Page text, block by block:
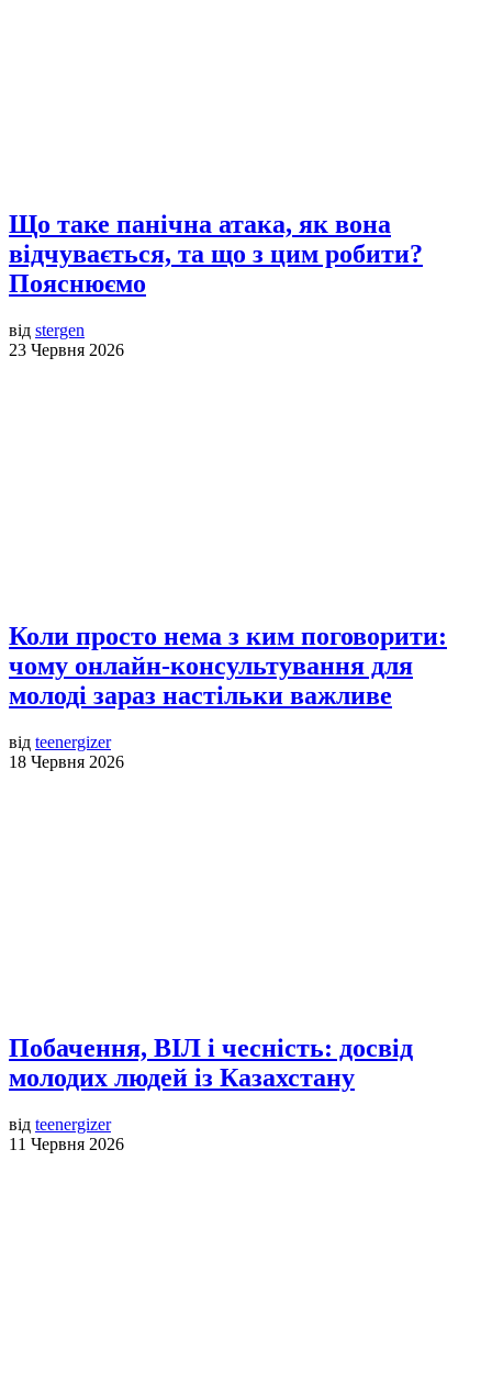
Що таке панічна атака, як вона
відчувається, та що з цим робити?
Пояснюємо
від stergen
23 Червня 2026
Коли просто нема з ким поговорити:
чому онлайн-консультування для
молоді зараз настільки важливе
від teenergizer
18 Червня 2026
Побачення, ВІЛ і чесність: досвід
молодих людей із Казахстану
від teenergizer
11 Червня 2026